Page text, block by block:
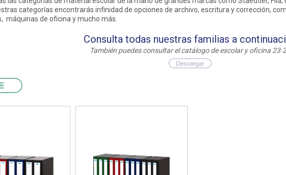
edades
y expositores
taburetes
Deportes raqueta
Entrenamiento
Protección deportivaMonitores interactivos
Pantallas de proyección
Soportes
Videoproyección
categorías encontrarás infinidad de opciones de archivo, escritura y corrección,
máquinas de oficina y mucho más.
Consulta todas nuestras familias a
También puedes consultar el catálogo de escolar y oficina